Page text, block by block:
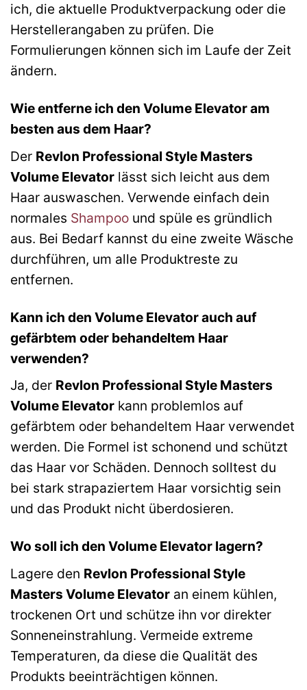
ich, die aktuelle Produktverpackung oder die
Herstellerangaben zu prüfen. Die
Formulierungen können sich im Laufe der Zeit
ändern.
Wie entferne ich den Volume Elevator am
besten aus dem Haar?
Der Revlon Professional Style Masters
Volume Elevator lässt sich leicht aus dem
Haar auswaschen. Verwende einfach dein
normales Shampoo und spüle es gründlich
aus. Bei Bedarf kannst du eine zweite Wäsche
durchführen, um alle Produktreste zu
entfernen.
Kann ich den Volume Elevator auch auf
gefärbtem oder behandeltem Haar
verwenden?
Ja, der Revlon Professional Style Masters
Volume Elevator kann problemlos auf
gefärbtem oder behandeltem Haar verwendet
werden. Die Formel ist schonend und schützt
das Haar vor Schäden. Dennoch solltest du
bei stark strapaziertem Haar vorsichtig sein
und das Produkt nicht überdosieren.
Wo soll ich den Volume Elevator lagern?
Lagere den Revlon Professional Style
Masters Volume Elevator an einem kühlen,
trockenen Ort und schütze ihn vor direkter
Sonneneinstrahlung. Vermeide extreme
Temperaturen, da diese die Qualität des
Produkts beeinträchtigen können.